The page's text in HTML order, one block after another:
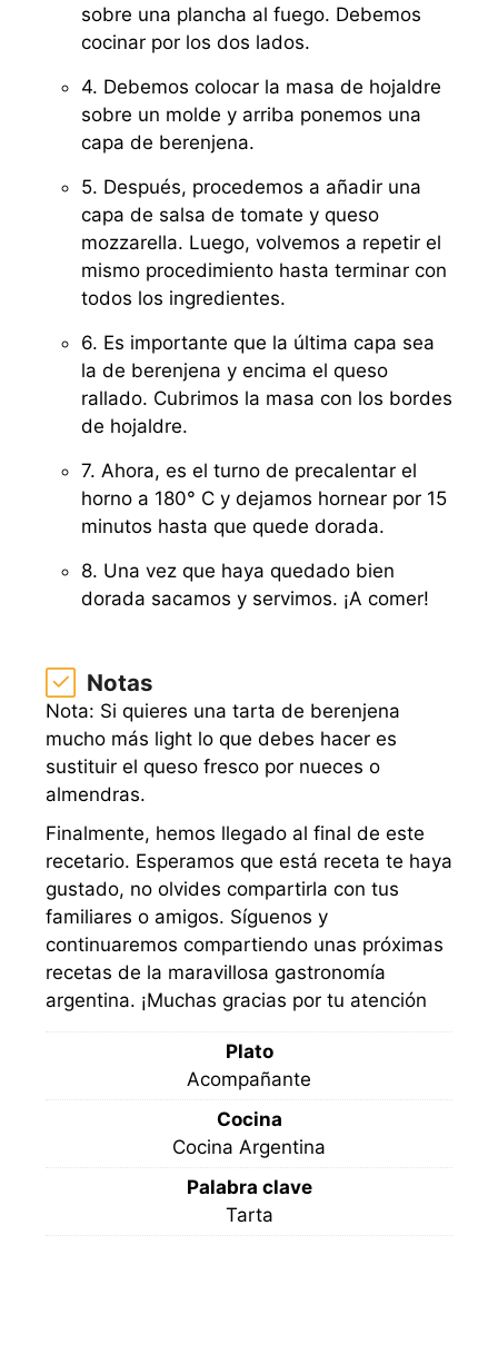
sobre una plancha al fuego. Debemos
cocinar por los dos lados.
4. Debemos colocar la masa de hojaldre
sobre un molde y arriba ponemos una
capa de berenjena.
5. Después, procedemos a añadir una
capa de salsa de tomate y queso
mozzarella. Luego, volvemos a repetir el
mismo procedimiento hasta terminar con
todos los ingredientes.
6. Es importante que la última capa sea
la de berenjena y encima el queso
rallado. Cubrimos la masa con los bordes
de hojaldre.
7. Ahora, es el turno de precalentar el
horno a 180° C y dejamos hornear por 15
minutos hasta que quede dorada.
8. Una vez que haya quedado bien
dorada sacamos y servimos. ¡A comer!
Notas
Nota: Si quieres una tarta de berenjena
mucho más light lo que debes hacer es
sustituir el queso fresco por nueces o
almendras.
Finalmente, hemos llegado al final de este
recetario. Esperamos que está receta te haya
gustado, no olvides compartirla con tus
familiares o amigos. Síguenos y
continuaremos compartiendo unas próximas
recetas de la maravillosa gastronomía
argentina. ¡Muchas gracias por tu atención
Plato
Acompañante
Cocina
Cocina Argentina
Palabra clave
Tarta